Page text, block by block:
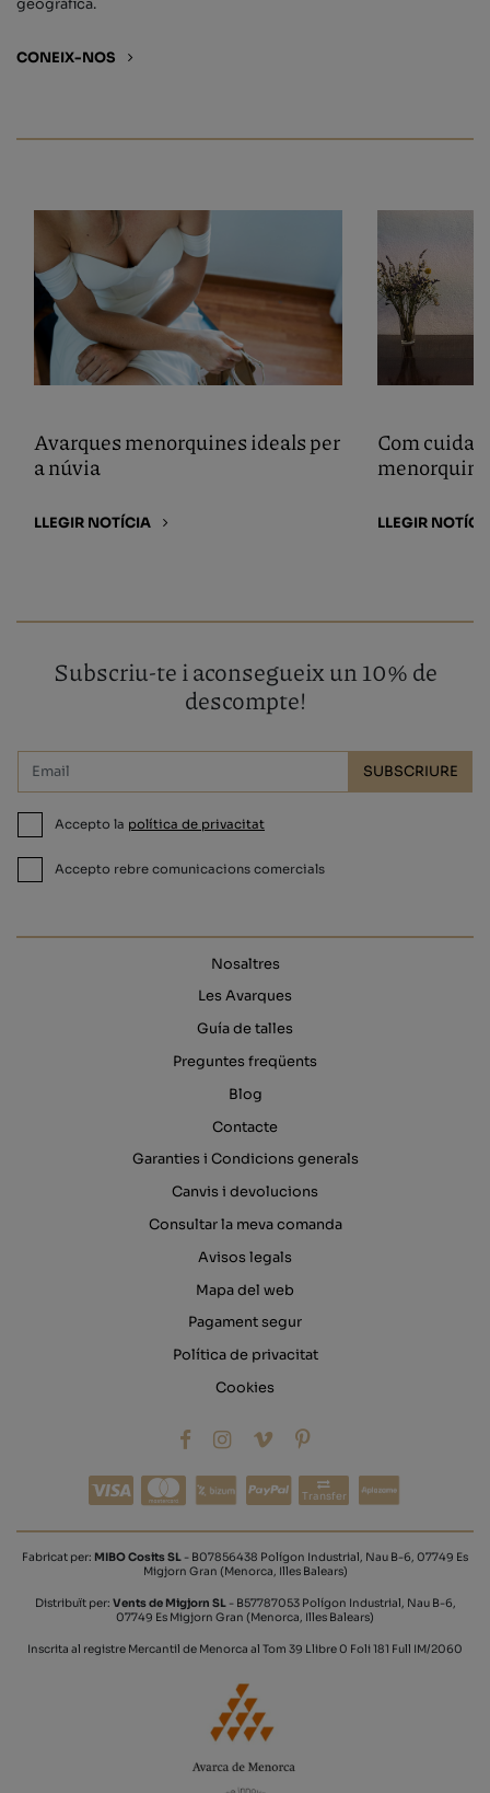
geogràfica.
CONEIX-NOS
Avarques menorquines ideals per
a núvia
LLEGIR NOTÍCIA
Com cuidar
LLEGIR
Subscriu-te i aconsegueix un 10% de
descompte!
SUBSCRIURE
Accepto la política de privacitat
Accepto rebre comunicacions comercials
Nosaltres
Les Avarques
Guía de talles
Preguntes freqüents
Blog
Contacte
Garanties i Condicions generals
Canvis i devolucions
Consultar la meva comanda
Avisos legals
Mapa del web
Pagament segur
Política de privacitat
Cookies
Transfer
Fabricat per: MIBO Cosits SL - B07856438 Polígon Industrial, Nau B-6, 07749 Es
Migjorn Gran (Menorca, Illes Balears)
Distribuït per: Vents de Migjorn SL- B57787053 Polígon Industrial, Nau B-6,
07749 Es Migjorn Gran (Menorca, Illes Balears)
Inscrita al registre Mercantil de Menorca al Tom 39 Llibre 0 Foli 181 Full IM/2060